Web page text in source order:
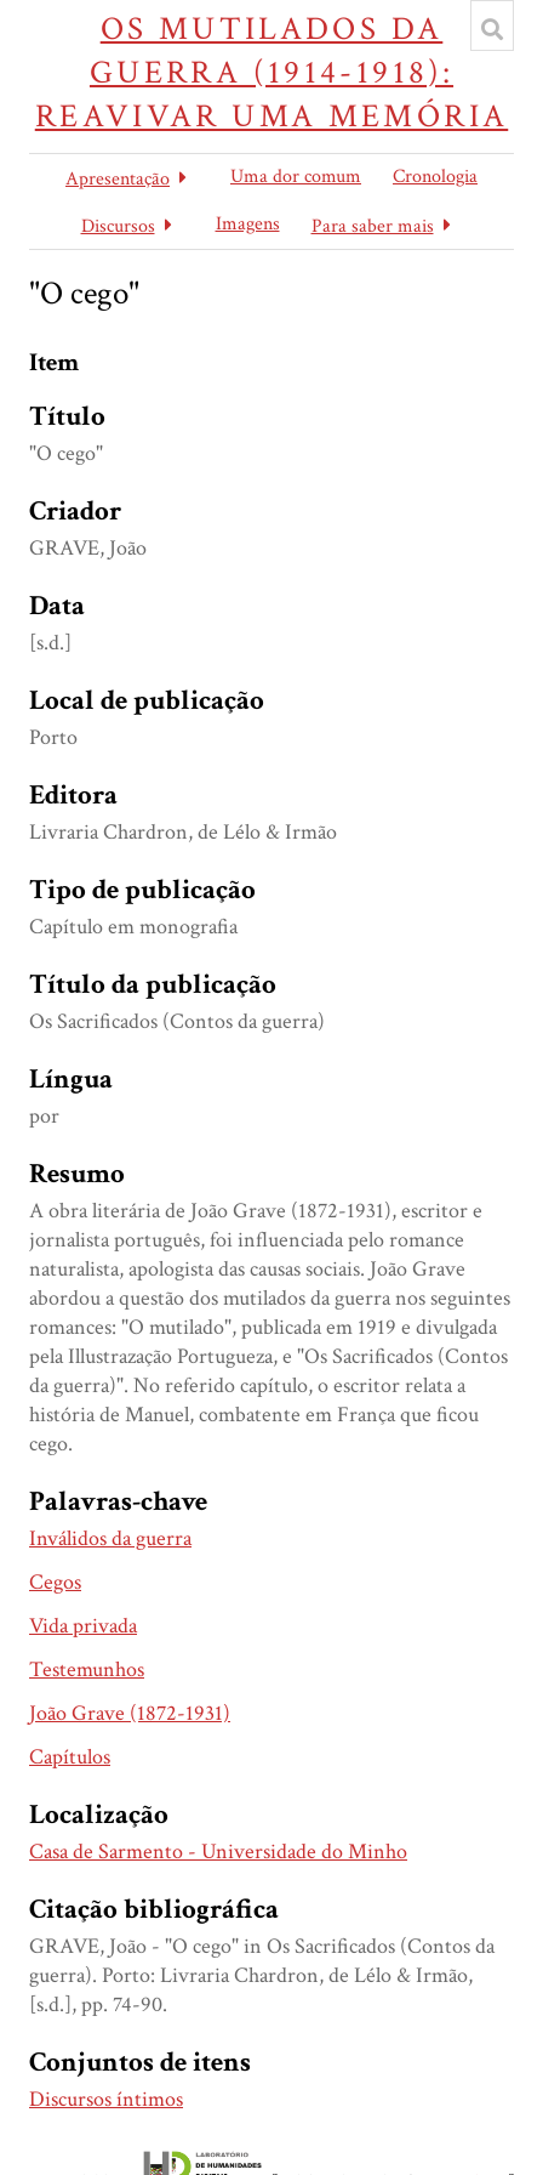
OS MUTILADOS DA
GUERRA (1914-1918):
REAVIVAR UMA MEMÓRIA
Apresentação Uma dor comum
Cronologia
Discursos
Imagens Para saber mais
"O cego"
Item
Título
"O cego"
Criador
GRAVE, João
Data
[s.d.]
Local de publicação
Porto
Editora
Livraria Chardron, de Lélo & Irmão
Tipo de publicação
Capítulo em monografia
Título da publicação
Os Sacrificados (Contos da guerra)
Língua
por
Resumo
A obra literária de João Grave (1872-1931), escritor e
jornalista português, foi influenciada pelo romance
naturalista, apologista das causas sociais. João Grave
abordou a questão dos mutilados da guerra nos seguintes
romances: "O mutilado", publicada em 1919 e divulgada
pela Illustrazação Portugueza, e "Os Sacrificados (Contos
da guerra)". No referido capítulo, o escritor relata a
história de Manuel, combatente em França que ficou
cego.
Palavras-chave
Inválidos da guerra
Cegos
Vida privada
Testemunhos
João Grave (1872-1931)
Capítulos
Localização
Casa de Sarmento - Universidade do Minho
Citação bibliográfica
GRAVE, João - "O cego" in Os Sacrificados (Contos da
guerra). Porto: Livraria Chardron, de Lélo & Irmão,
[s.d.], pp. 74-90.
Conjuntos de itens
Discursos íntimos